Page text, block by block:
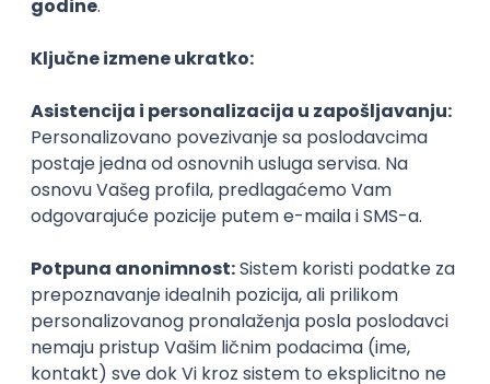
OGLASI PO KRITERIJUMU Java Developer
Senior Java Developer
Miratech
Remote
22.08.2026.
Spring SOAP Java Maven Hibernate
Docker
Senior Java Developer
Miratech
Remote